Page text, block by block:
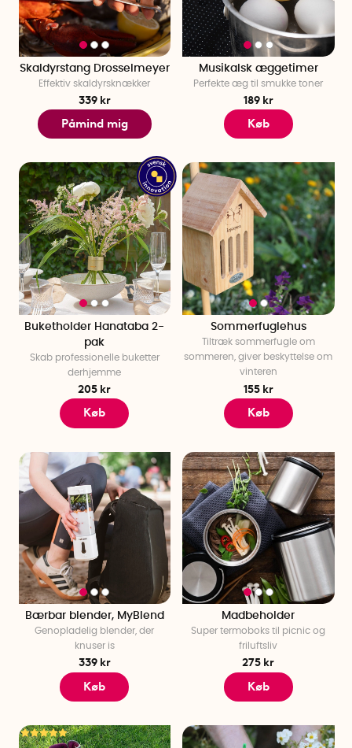
Skaldyrstang Drosselmeyer
Effektiv skaldyrsknækker
339 kr
Påmind mig
Musikalsk æggetimer
Perfekte æg til smukke toner
189 kr
Køb
Buketholder Hanataba 2-
pak
Skab professionelle buketter
derhjemme
205 kr
Køb
Sommerfuglehus
Tiltræk sommerfugle om
sommeren, giver beskyttelse om
vinteren
155 kr
Køb
Bærbar blender, MyBlend
Genopladelig blender, der
knuser is
339 kr
Køb
Madbeholder
Super termoboks til picnic og
friluftsliv
275 kr
Køb